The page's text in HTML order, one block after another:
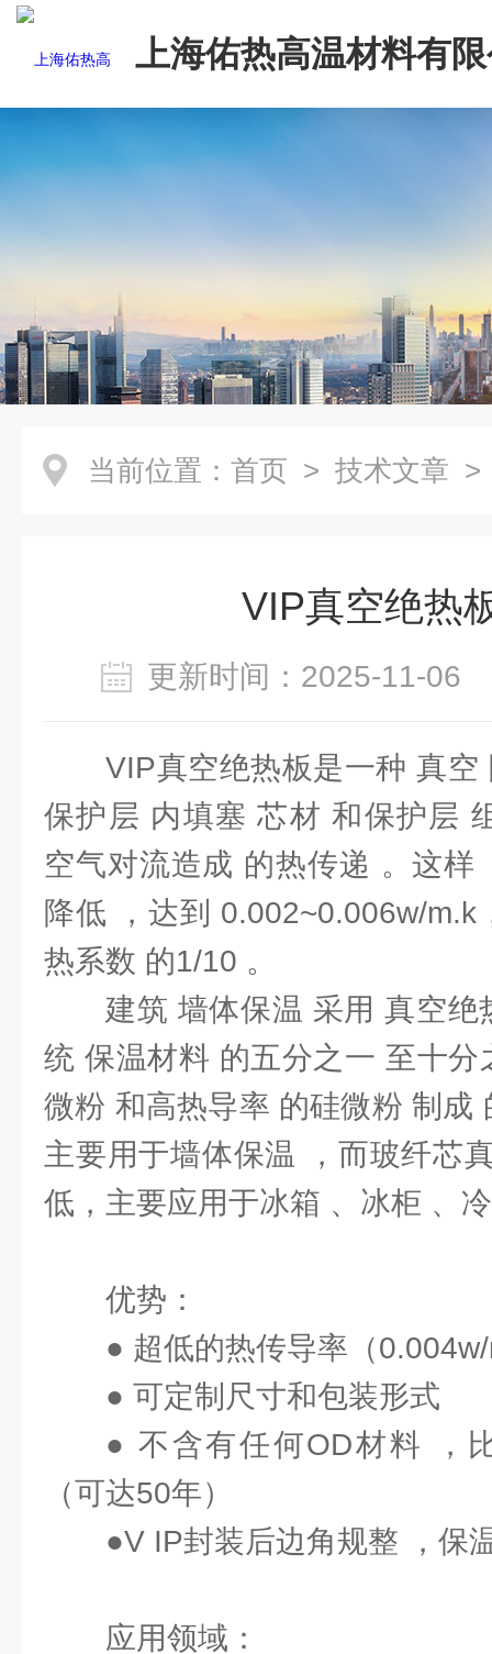
上海佑热高温材料有
当前位置： 首页 > 技术文章 >
VIP真空绝热
更新时间：2025-11-
VIP真空绝热板是一种 真
保护层 内填塞 芯材 和保护层
空气对流造成 的热传递 。这样
降低 ，达到 0.002~0.006w/
热系数 的1/10 。
建筑 墙体保温 采用 真空
统 保温材料 的五分之一 至十
微粉 和高热导率 的硅微粉 制成
主要用于墙体保温 ，而玻纤芯
低，主要应用于冰箱 、冰柜 、
优势：
● 超低的热传导率（
● 可定制尺寸和包装形式
● 不含有任何OD材料 ，
（可达50年）
●V IP封装后边角规整 ，保
应用领域：